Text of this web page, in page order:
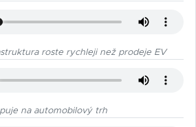
roste rychleji než prodeje EV
na automobilový trh